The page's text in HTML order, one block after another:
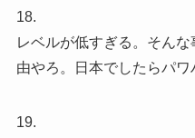
18.
レベルが低すぎる。そん
由やろ。日本でしたらパワ
19.